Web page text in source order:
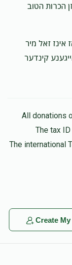
שאול מיטטעלמאן
1 month ago
הכרות הטוב
זאל מיר
קינדער
All donations
The tax
The international
Create My